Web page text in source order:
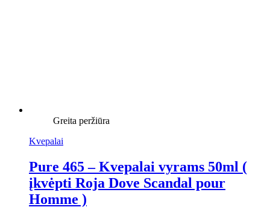
Greita peržiūra
Kvepalai
Pure 465 – Kvepalai vyrams 50ml (
įkvėpti Roja Dove Scandal pour
Homme )